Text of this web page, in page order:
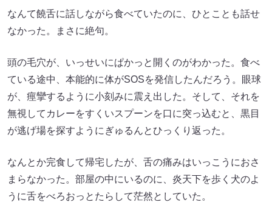
なんて饒舌に話しながら食べていたのに、ひとことも話せ
なかった。まさに絶句。
頭の毛穴が、いっせいにぱかっと開くのがわかった。食べ
ている途中、本能的に体がSOSを発信したんだろう。眼球
が、痙攣するように小刻みに震え出した。そして、それを
無視してカレーをすくいスプーンを口に突っ込むと、黒目
が逃げ場を探すようにぎゅるんとひっくり返った。
なんとか完食して帰宅したが、舌の痛みはいっこうにおさ
まらなかった。部屋の中にいるのに、炎天下を歩く犬のよ
うに舌をべろおっとたらして茫然としていた。